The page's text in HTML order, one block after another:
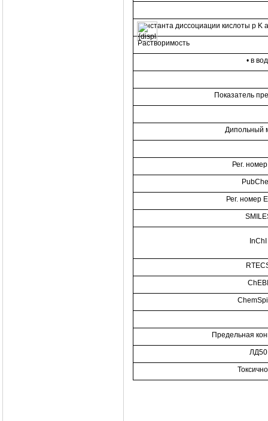
Константа диссоциации кислоты p K
Растворимость
• в
Показатель
Дипольный
Рег.
Рег. номер
InChI
Предельная
ЛД50